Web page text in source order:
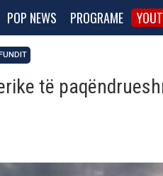
POP NEWS PROGRAME
të